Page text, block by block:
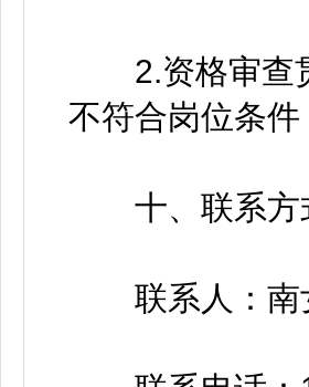
2.资格审查贯
不符合岗位条
十、联系方
联系人：南